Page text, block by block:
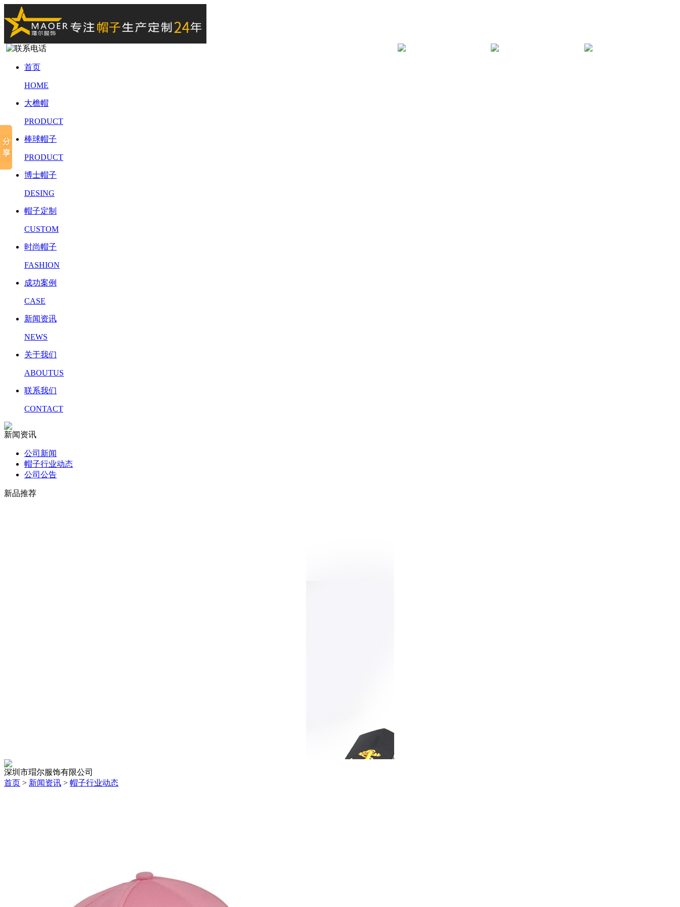
首页
HOME
大檐帽
PRODUCT
棒球帽子
PRODUCT
博士帽子
DESING
帽子定制
CUSTOM
时尚帽子
FASHION
成功案例
CASE
新闻资讯
NEWS
关于我们
ABOUTUS
联系我们
CONTACT
新闻资讯
公司新闻
帽子行业动态
公司公告
新品推荐
深圳市瑁尔服饰有限公司
首页 > 新闻资讯 > 帽子行业动态